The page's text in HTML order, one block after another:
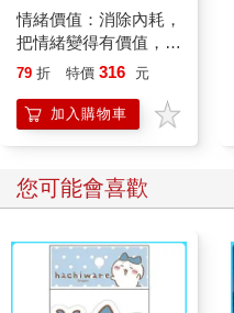
情緒價值：消除內耗，
把情緒變得有價值，跟
誰都能自在相處
79 折 特價 316 元
加入購物車
您可能會喜歡